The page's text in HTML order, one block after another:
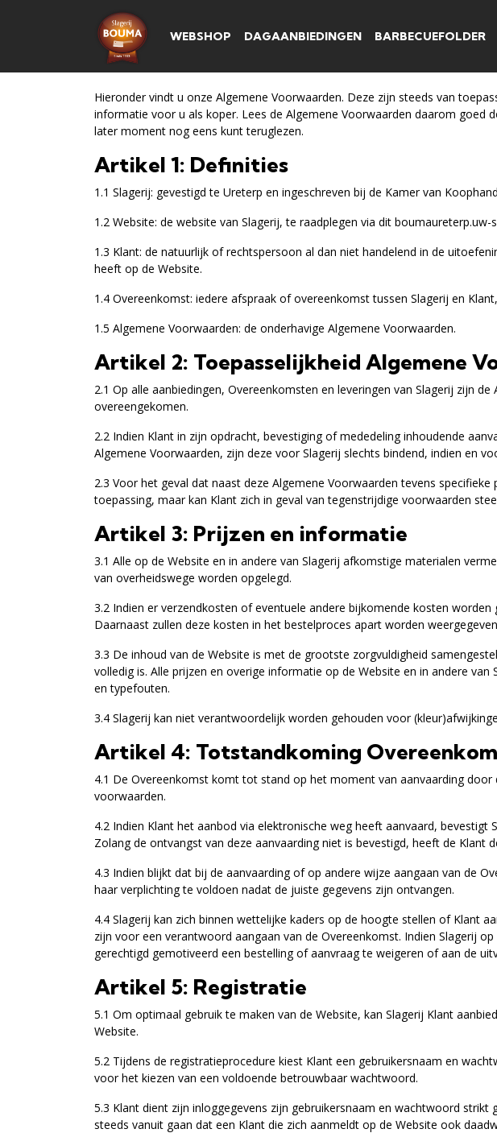
WEBSHOP DAGAANBIEDINGEN BARBECUEFOLDER
Hieronder vindt u onze Algemene Voorwaarden. Deze zijn steeds van
informatie voor u als koper. Lees de Algemene Voorwaarden daarom
later moment nog eens kunt teruglezen.
Artikel 1: Definities
1.1 Slagerij: gevestigd te Ureterp en ingeschreven bij de Kamer van
1.2 Website: de website van Slagerij, te raadplegen via dit boumaureterp.uw-
1.3 Klant: de natuurlijk of rechtspersoon al dan niet handelend in de
heeft op de Website.
1.4 Overeenkomst: iedere afspraak of overeenkomst tussen Slagerij en
1.5 Algemene Voorwaarden: de onderhavige Algemene Voorwaarden.
Artikel 2: Toepasselijkheid Algemene
2.1 Op alle aanbiedingen, Overeenkomsten en leveringen van Slagerij zijn
overeengekomen.
2.2 Indien Klant in zijn opdracht, bevestiging of mededeling inhoudende
Algemene Voorwaarden, zijn deze voor Slagerij slechts bindend, indien en
2.3 Voor het geval dat naast deze Algemene Voorwaarden tevens
toepassing, maar kan Klant zich in geval van tegenstrijdige voorwaarden
Artikel 3: Prijzen en informatie
3.1 Alle op de Website en in andere van Slagerij afkomstige materialen
van overheidswege worden opgelegd.
3.2 Indien er verzendkosten of eventuele andere bijkomende kosten
Daarnaast zullen deze kosten in het bestelproces apart worden
3.3 De inhoud van de Website is met de grootste zorgvuldigheid
volledig is. Alle prijzen en overige informatie op de Website en in andere
en typefouten.
3.4 Slagerij kan niet verantwoordelijk worden gehouden voor
Artikel 4: Totstandkoming
4.1 De Overeenkomst komt tot stand op het moment van aanvaarding
voorwaarden.
4.2 Indien Klant het aanbod via elektronische weg heeft aanvaard,
Zolang de ontvangst van deze aanvaarding niet is bevestigd, heeft de Klant
4.3 Indien blijkt dat bij de aanvaarding of op andere wijze aangaan van de
haar verplichting te voldoen nadat de juiste gegevens zijn ontvangen.
4.4 Slagerij kan zich binnen wettelijke kaders op de hoogte stellen of Klant
zijn voor een verantwoord aangaan van de Overeenkomst. Indien Slagerij
gerechtigd gemotiveerd een bestelling of aanvraag te weigeren of aan de
Artikel 5: Registratie
5.1 Om optimaal gebruik te maken van de Website, kan Slagerij Klant
Website.
5.2 Tijdens de registratieprocedure kiest Klant een gebruikersnaam en
voor het kiezen van een voldoende betrouwbaar wachtwoord.
5.3 Klant dient zijn inloggegevens zijn gebruikersnaam en wachtwoord
steeds vanuit gaan dat een Klant die zich aanmeldt op de Website ook